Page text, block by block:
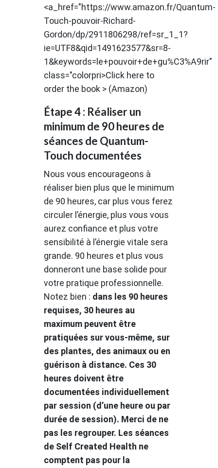
<a_href="https://www.amazon.fr/Quantum-
Touch-pouvoir-Richard-
Gordon/dp/2911806298/ref=sr_1_1?
ie=UTF8&qid=1491623577&sr=8-
1&keywords=le+pouvoir+de+gu%C3%A9rir"
class="colorpri>Click here to
order the book > (Amazon)
Étape 4 : Réaliser un
minimum de 90 heures de
séances de Quantum-
Touch documentées
Nous vous encourageons à
réaliser bien plus que le minimum
de 90 heures, car plus vous ferez
circuler l’énergie, plus vous vous
aurez confiance et plus votre
sensibilité à l’énergie vitale sera
grande. 90 heures et plus vous
donneront une base solide pour
votre pratique professionnelle.
Notez bien : dans les 90 heures
requises, 30 heures au
maximum peuvent être
pratiquées sur vous-même, sur
des plantes, des animaux ou en
guérison à distance. Ces 30
heures doivent être
documentées individuellement
par session (d’une heure ou par
durée de session). Merci de ne
pas les regrouper. Les séances
de Self Created Health ne
comptent pas pour la